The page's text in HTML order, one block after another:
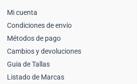
Mi cuenta
Condiciones de envío
Métodos de pago
Cambios y devoluciones
Guia de Tallas
Listado de Marcas